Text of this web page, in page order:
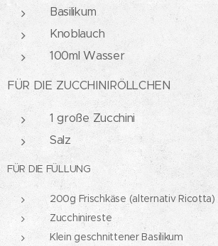
Basilikum
Knoblauch
100ml Wasser
FÜR DIE ZUCCHINIRÖLLCHEN
1 große Zucchini
Salz
FÜR DIE FÜLLUNG
200g Frischkäse (alternativ Ricotta)
Zucchinireste
Klein geschnittener Basilikum